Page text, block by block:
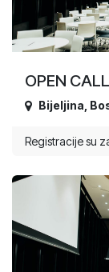
OPEN
Bijeljina
Registracije su